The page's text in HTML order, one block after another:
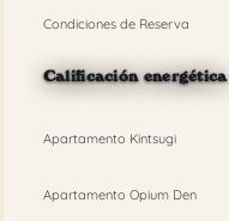
Condiciones de Reserva
Calificación energética
Apartamento Kintsugi
Apartamento Opium Den